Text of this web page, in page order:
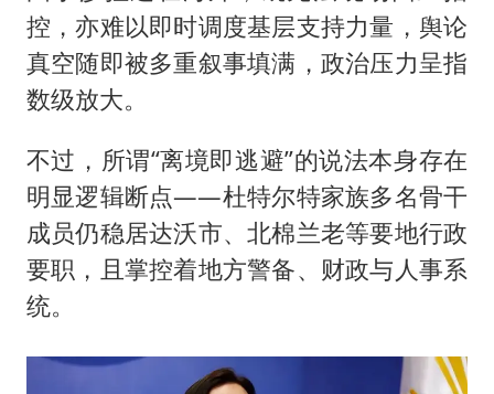
控，亦难以即时调度基层支持力量，舆论
真空随即被多重叙事填满，政治压力呈指
数级放大。
不过，所谓“离境即逃避”的说法本身存在
明显逻辑断点——杜特尔特家族多名骨干
成员仍稳居达沃市、北棉兰老等要地行政
要职，且掌控着地方警备、财政与人事系
统。